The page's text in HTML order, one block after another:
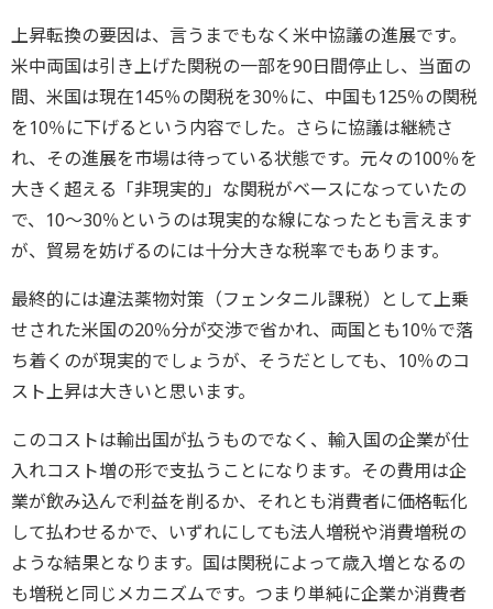
上昇転換の要因は、言うまでもなく米中協議の進展です。
米中両国は引き上げた関税の一部を90日間停止し、当面の
間、米国は現在145％の関税を30％に、中国も125％の関税
を10％に下げるという内容でした。さらに協議は継続さ
れ、その進展を市場は待っている状態です。元々の100％を
大きく超える「非現実的」な関税がベースになっていたの
で、10～30％というのは現実的な線になったとも言えます
が、貿易を妨げるのには十分大きな税率でもあります。
最終的には違法薬物対策（フェンタニル課税）として上乗
せされた米国の20％分が交渉で省かれ、両国とも10％で落
ち着くのが現実的でしょうが、そうだとしても、10％のコ
スト上昇は大きいと思います。
このコストは輸出国が払うものでなく、輸入国の企業が仕
入れコスト増の形で支払うことになります。その費用は企
業が飲み込んで利益を削るか、それとも消費者に価格転化
して払わせるかで、いずれにしても法人増税や消費増税の
ような結果となります。国は関税によって歳入増となるの
も増税と同じメカニズムです。つまり単純に企業か消費者